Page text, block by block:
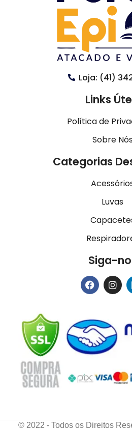
Loja: (41)
Links
Política de
Sobre Nós
Categorias
Luvas
Siga-
© 2022 - Todos os Direitos